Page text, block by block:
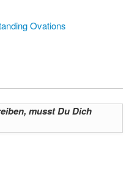
Ovations
musst Du Dich